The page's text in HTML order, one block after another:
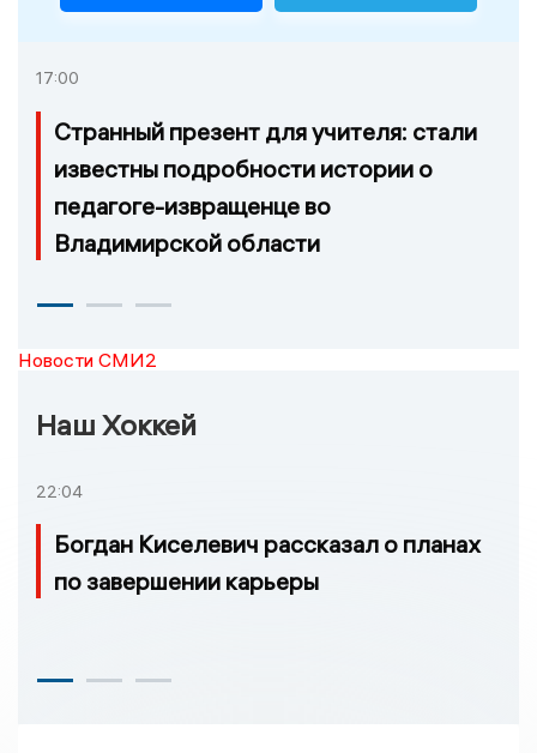
17:00
Странный презент для учителя: стали
известны подробности истории о
педагоге-извращенце во
Владимирской области
Новости СМИ2
Наш Хоккей
22:04
Богдан Киселевич рассказал о планах
по завершении карьеры